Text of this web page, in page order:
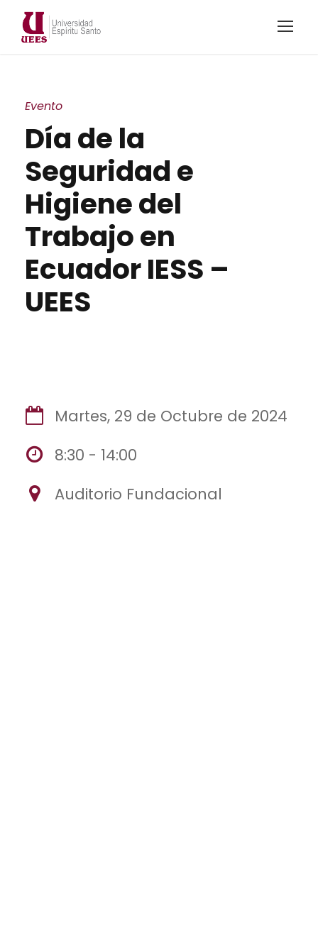
Evento
Día de la
Seguridad e
Higiene del
Trabajo en
Ecuador IESS –
UEES
Martes, 29 de Octubre de 2024
8:30 - 14:00
Auditorio Fundacional